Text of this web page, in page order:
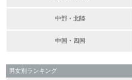
中部・北陸
中国・四国
男女別ランキング